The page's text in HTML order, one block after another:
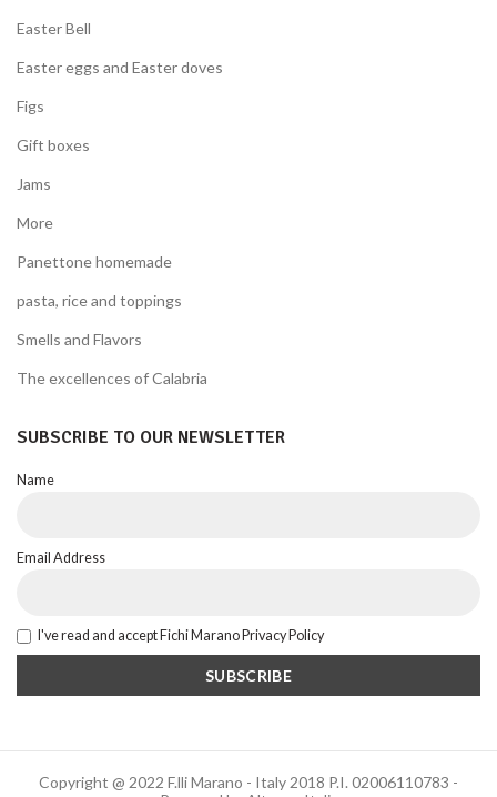
Easter Bell
Easter eggs and Easter doves
Figs
Gift boxes
Jams
More
Panettone homemade
pasta, rice and toppings
Smells and Flavors
The excellences of Calabria
SUBSCRIBE TO OUR NEWSLETTER
Name
Email Address
I've read and accept Fichi Marano Privacy Policy
Copyright @ 2022 F.lli Marano - Italy 2018 P.I. 02006110783 -